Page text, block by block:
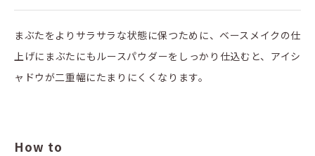
まぶたをよりサラサラな状態に保つために、ベースメイクの仕
上げにまぶたにもルースパウダーをしっかり仕込むと、アイシ
ャドウが二重幅にたまりにくくなります。
How to